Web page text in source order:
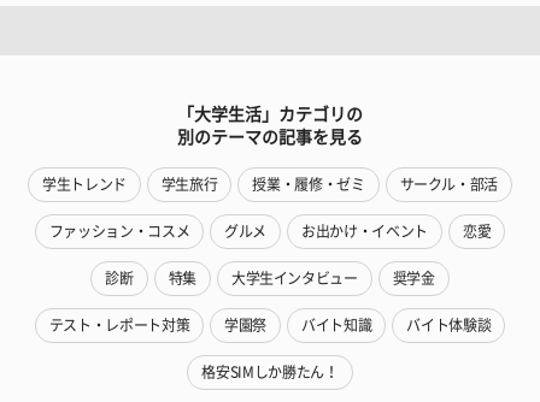
「大学生活」カテゴリの
別のテーマの記事を見る
学生トレンド 学生旅行 授業・履修・ゼミ サークル・部活
ファッション・コスメ グルメ お出かけ・イベント 恋愛
診断 特集 大学生インタビュー 奨学金
テスト・レポート対策 学園祭 バイト知識 バイト体験談
格安SIMしか勝たん！